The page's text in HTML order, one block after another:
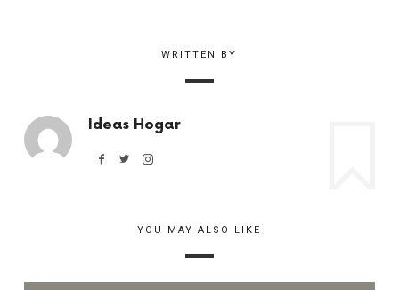
WRITTEN BY
Ideas Hogar
YOU MAY ALSO LIKE